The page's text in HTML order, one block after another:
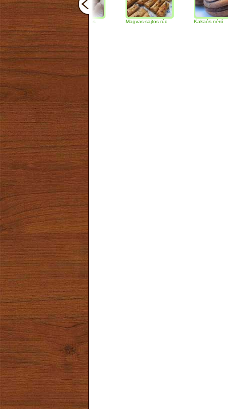
Csokoládés-diós
szendvics
Magvas-sajtos rúd Kakaós néró